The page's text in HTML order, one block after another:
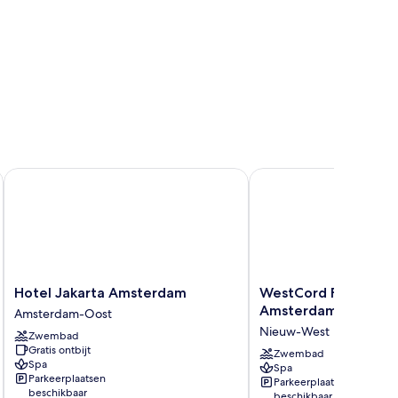
Hotel
Jakarta
Amsterdam
Amsterdam-
Oost
Hotel Jakarta Amsterdam
Amsterdam-Oost
Zwembad
Gratis ontbijt
Spa
Parkeerplaatsen
beschikbaar
Hotel Jakarta Amsterdam
WestCord
Fashion
Amsterdam
Nieuw-
West
WestCord Fashion
Amsterdam
Nieuw-West
Zwembad
Spa
Parkeerplaatsen
WestCord Fashion